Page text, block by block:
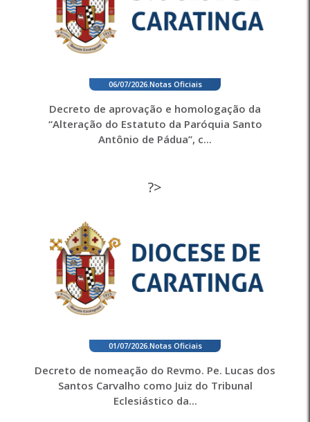
06/07/2026. Notas Oficiais
Decreto de aprovação e homologação da
“Alteração do Estatuto da Paróquia Santo
Antônio de Pádua”, c...
?>
01/07/2026. Notas Oficiais
Decreto de nomeação do Revmo. Pe. Lucas dos
Santos Carvalho como Juiz do Tribunal
Eclesiástico da...